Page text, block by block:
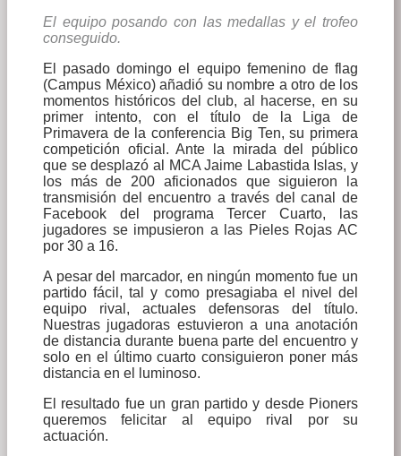
El equipo posando con las medallas y el trofeo
conseguido.
El pasado domingo el equipo femenino de flag
(Campus México) añadió su nombre a otro de los
momentos históricos del club, al hacerse, en su
primer intento, con el título de la Liga de
Primavera de la conferencia Big Ten, su primera
competición oficial. Ante la mirada del público
que se desplazó al MCA Jaime Labastida Islas, y
los más de 200 aficionados que siguieron la
transmisión del encuentro a través del canal de
Facebook del programa Tercer Cuarto, las
jugadores se impusieron a las Pieles Rojas AC
por 30 a 16.
A pesar del marcador, en ningún momento fue un
partido fácil, tal y como presagiaba el nivel del
equipo rival, actuales defensoras del título.
Nuestras jugadoras estuvieron a una anotación
de distancia durante buena parte del encuentro y
solo en el último cuarto consiguieron poner más
distancia en el luminoso.
El resultado fue un gran partido y desde Pioners
queremos felicitar al equipo rival por su
actuación.